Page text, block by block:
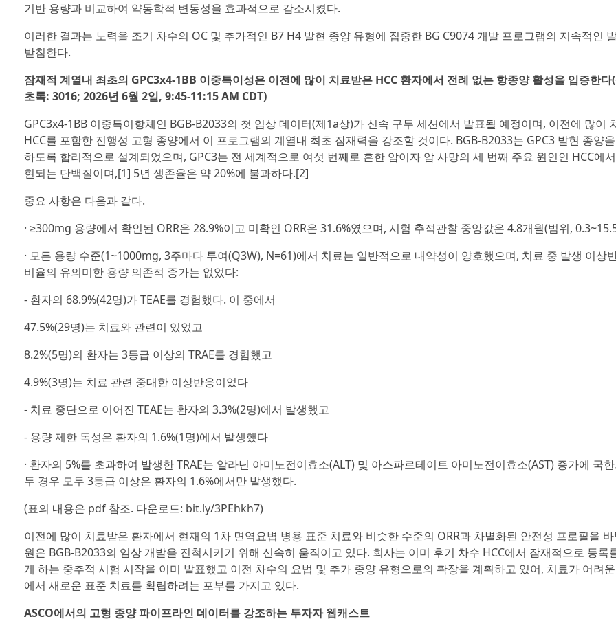
기반 용량과 비교하여 약동학적 변동성을 효과적으로 감소시켰다.
이러한 결과는 노력을 조기 차수의 OC 및 추가적인 B7 H4 발현 종양 유형에 집중한 BG C9074 개발 프로그램의 지속적인
받침한다.
잠재적 계열내 최초의 GPC3x4-1BB 이중특이성은 이전에 많이 치료받은 HCC 환자에서 전례 없는 항종양 활성을 입증한다
초록: 3016; 2026년 6월 2일, 9:45-11:15 AM CDT)
GPC3x4-1BB 이중특이항체인 BGB-B2033의 첫 임상 데이터(제1a상)가 신속 구두 세션에서 발표될 예정이며, 이전에 많이
HCC를 포함한 진행성 고형 종양에서 이 프로그램의 계열내 최초 잠재력을 강조할 것이다. BGB-B2033는 GPC3 발현 종양
하도록 합리적으로 설계되었으며, GPC3는 전 세계적으로 여섯 번째로 흔한 암이자 암 사망의 세 번째 주요 원인인 HCC에
현되는 단백질이며,[1] 5년 생존율은 약 20%에 불과하다.[2]
중요 사항은 다음과 같다.
· ≥300mg 용량에서 확인된 ORR은 28.9%이고 미확인 ORR은 31.6%였으며, 시험 추적관찰 중앙값은 4.8개월(범위,
· 모든 용량 수준(1~1000mg, 3주마다 투여(Q3W), N=61)에서 치료는 일반적으로 내약성이 양호했으며, 치료 중 발생 이상
비율의 유의미한 용량 의존적 증가는 없었다:
- 환자의 68.9%(42명)가 TEAE를 경험했다. 이 중에서
47.5%(29명)는 치료와 관련이 있었고
8.2%(5명)의 환자는 3등급 이상의 TRAE를 경험했고
4.9%(3명)는 치료 관련 중대한 이상반응이었다
- 치료 중단으로 이어진 TEAE는 환자의 3.3%(2명)에서 발생했고
- 용량 제한 독성은 환자의 1.6%(1명)에서 발생했다
· 환자의 5%를 초과하여 발생한 TRAE는 알라닌 아미노전이효소(ALT) 및 아스파르테이트 아미노전이효소(AST) 증가에 국
두 경우 모두 3등급 이상은 환자의 1.6%에서만 발생했다.
(표의 내용은 pdf 참조. 다운로드: bit.ly/3PEhkh7)
이전에 많이 치료받은 환자에서 현재의 1차 면역요볍 병용 표준 치료와 비슷한 수준의 ORR과 차별화된 안전성 프로필을
원은 BGB-B2033의 임상 개발을 진척시키기 위해 신속히 움직이고 있다. 회사는 이미 후기 차수 HCC에서 잠재적으로 등록
게 하는 중추적 시험 시작을 이미 발표했고 이전 차수의 요법 및 추가 종양 유형으로의 확장을 계획하고 있어, 치료가 어려
에서 새로운 표준 치료를 확립하려는 포부를 가지고 있다.
ASCO에서의 고형 종양 파이프라인 데이터를 강조하는 투자자 웹캐스트